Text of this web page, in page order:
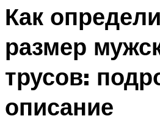
Как
размер
трусов:
описание